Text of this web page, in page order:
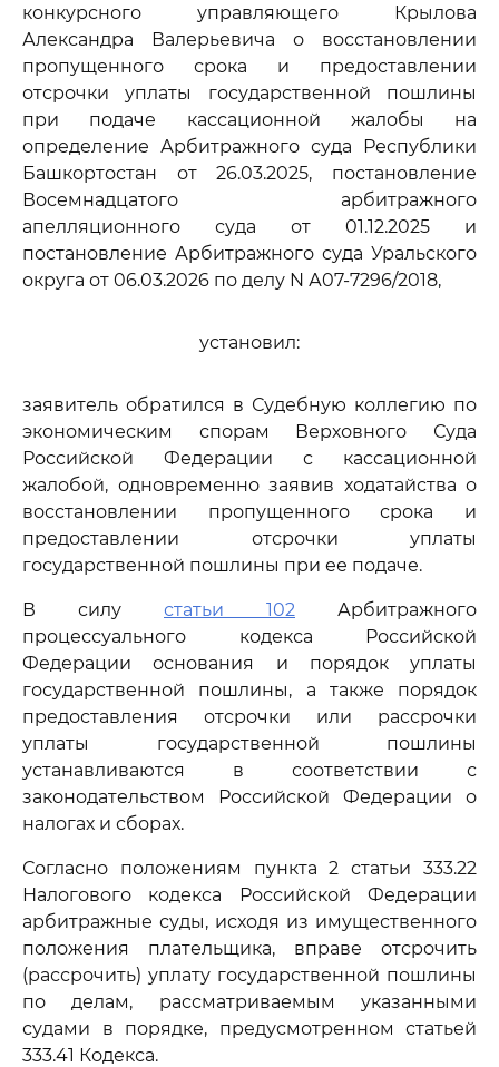
конкурсного управляющего Крылова
Александра Валерьевича о восстановлении
пропущенного срока и предоставлении
отсрочки уплаты государственной пошлины
при подаче кассационной жалобы на
определение Арбитражного суда Республики
Башкортостан от 26.03.2025, постановление
Восемнадцатого арбитражного
апелляционного суда от 01.12.2025 и
постановление Арбитражного суда Уральского
округа от 06.03.2026 по делу N А07-7296/2018,
установил:
заявитель обратился в Судебную коллегию по
экономическим спорам Верховного Суда
Российской Федерации с кассационной
жалобой, одновременно заявив ходатайства о
восстановлении пропущенного срока и
предоставлении отсрочки уплаты
государственной пошлины при ее подаче.
В силу статьи 102 Арбитражного
процессуального кодекса Российской
Федерации основания и порядок уплаты
государственной пошлины, а также порядок
предоставления отсрочки или рассрочки
уплаты государственной пошлины
устанавливаются в соответствии с
законодательством Российской Федерации о
налогах и сборах.
Согласно положениям пункта 2 статьи 333.22
Налогового кодекса Российской Федерации
арбитражные суды, исходя из имущественного
положения плательщика, вправе отсрочить
(рассрочить) уплату государственной пошлины
по делам, рассматриваемым указанными
судами в порядке, предусмотренном статьей
333.41 Кодекса.